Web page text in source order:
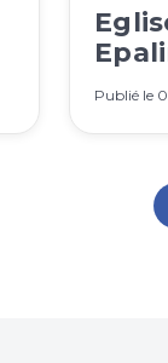
Publié le